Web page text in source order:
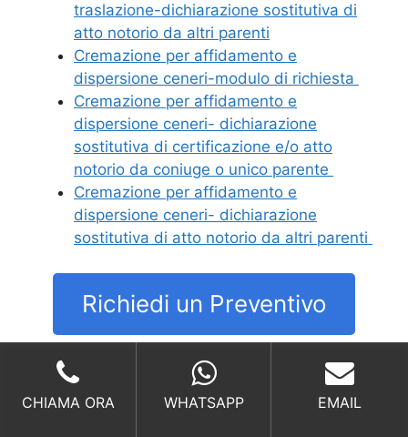
traslazione-dichiarazione sostitutiva di
atto notorio da altri parenti
Cremazione per affidamento e
dispersione ceneri-modulo di richiesta
Cremazione per affidamento e
dispersione ceneri- dichiarazione
sostitutiva di certificazione e/o atto
notorio da coniuge o unico parente
Cremazione per affidamento e
dispersione ceneri- dichiarazione
sostitutiva di atto notorio da altri parenti
Richiedi un Preventivo
Inumazione
CHIAMA ORA WHATSAPP EMAIL